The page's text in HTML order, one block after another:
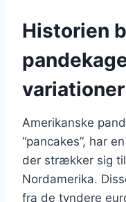
Historien
variationer
Amerikanske
“pancakes”, har
der strækker sig
Nordamerika.
fra de tyndere